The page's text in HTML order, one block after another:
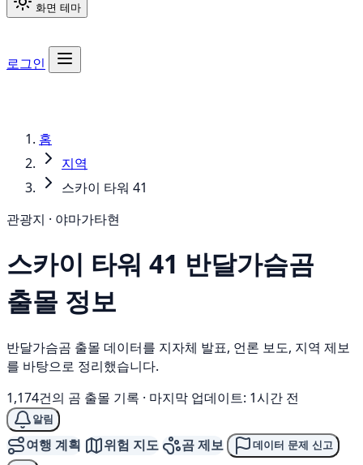
화면 테마
로그인
홈
지역
스카이 타워 41
관광지 · 야마가타현
스카이 타워 41 반달가슴곰
출몰 정보
반달가슴곰 출몰 데이터를 지자체 발표, 언론 보도, 지역 제보
를 바탕으로 정리했습니다.
1,174건의 곰 출몰 기록 · 마지막 업데이트: 1시간 전
알림
여행 계획 위험 지도 곰 제보 데이터 문제 신고